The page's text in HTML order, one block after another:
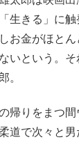
生きる」に
お金がほとん
いという。
。
帰りをまつ間
道で次々と